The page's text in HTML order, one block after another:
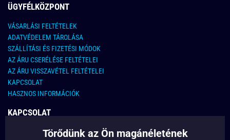
ÜGYFÉLKÖZPONT
VÁSARLÁSI FELTÉTELEK
ADATVÉDELEM TÁROLÁSA
SZÁLLÍTÁSI ÉS FIZETÉSI MÓDOK
AZ ÁRU CSERÉLÉSE FELTÉTELEI
AZ ÁRU VISSZAVÉTEL FELTÉTELEI
KAPCSOLAT
HASZNOS INFORMÁCIÓK
KAPCSOLAT
E-MAIL CÍM:
Törődünk az Ön magánéletének